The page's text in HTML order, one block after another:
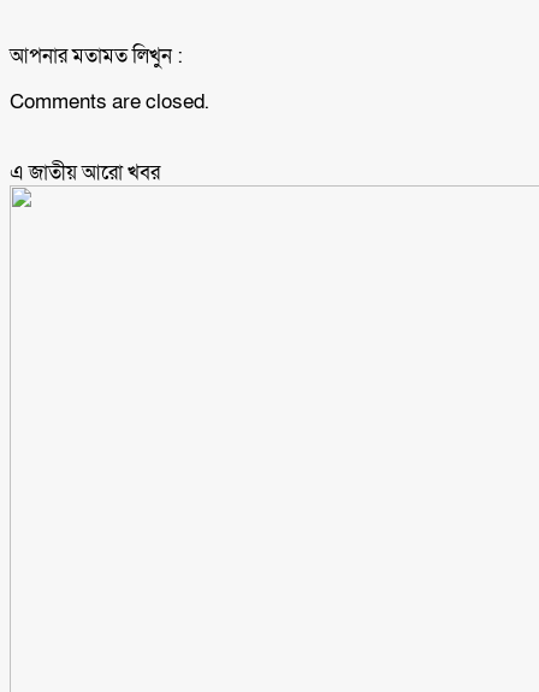
আপনার মতামত লিখুন :
Comments are closed.
এ জাতীয় আরো ‍খবর